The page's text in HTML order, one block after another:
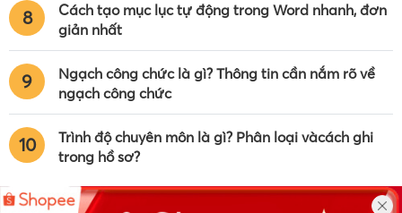
8
Cách tạo mục lục tự động trong Word nhanh, đơn
giản nhất
9
Ngạch công chức là gì? Thông tin cần nắm rõ về
ngạch công chức
10
Trình độ chuyên môn là gì? Phân loại vàcách ghi
trong hồ sơ?